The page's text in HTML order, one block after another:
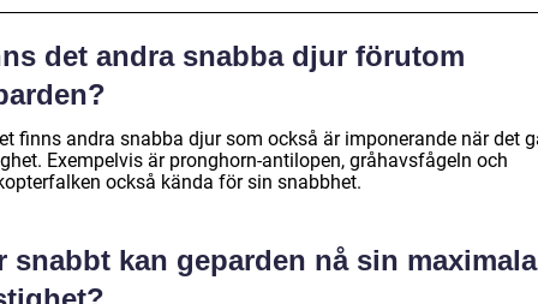
det andra snabba djur förutom
finns andra snabba djur som också är imponerande när det
Exempelvis är pronghorn-antilopen, gråhavsfågeln och
också kända för sin snabbhet.
snabbt kan geparden nå sin maximala